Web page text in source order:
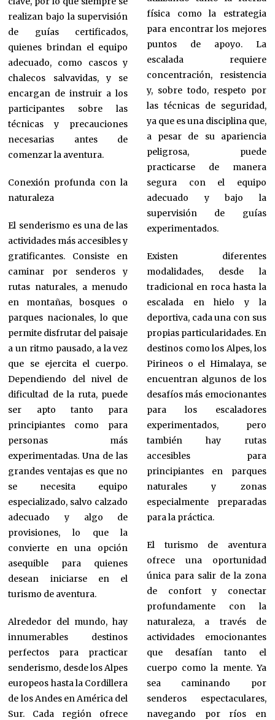
realizan bajo la supervisión
de guías certificados,
quienes brindan el equipo
adecuado, como cascos y
chalecos salvavidas, y se
encargan de instruir a los
participantes sobre las
técnicas y precauciones
necesarias antes de
comenzar la aventura.
Conexión profunda con la
naturaleza
El senderismo es una de las
actividades más accesibles y
gratificantes. Consiste en
caminar por senderos y
rutas naturales, a menudo
en montañas, bosques o
parques nacionales, lo que
permite disfrutar del paisaje
a un ritmo pausado, a la vez
que se ejercita el cuerpo.
Dependiendo del nivel de
dificultad de la ruta, puede
ser apto tanto para
principiantes como para
personas más
experimentadas. Una de las
grandes ventajas es que no
se necesita equipo
especializado, salvo calzado
adecuado y algo de
provisiones, lo que la
convierte en una opción
asequible para quienes
desean iniciarse en el
turismo de aventura.
Alrededor del mundo, hay
innumerables destinos
perfectos para practicar
senderismo, desde los Alpes
europeos hasta la Cordillera
de los Andes en América del
Sur. Cada región ofrece
física como la estrategia
para encontrar los mejores
puntos de apoyo. La
escalada requiere
concentración, resistencia
y, sobre todo, respeto por
las técnicas de seguridad,
ya que es una disciplina que,
a pesar de su apariencia
peligrosa, puede
practicarse de manera
segura con el equipo
adecuado y bajo la
supervisión de guías
experimentados.
Existen diferentes
modalidades, desde la
tradicional en roca hasta la
escalada en hielo y la
deportiva, cada una con sus
propias particularidades. En
destinos como los Alpes, los
Pirineos o el Himalaya, se
encuentran algunos de los
desafíos más emocionantes
para los escaladores
experimentados, pero
también hay rutas
accesibles para
principiantes en parques
naturales y zonas
especialmente preparadas
para la práctica.
El turismo de aventura
ofrece una oportunidad
única para salir de la zona
de confort y conectar
profundamente con la
naturaleza, a través de
actividades emocionantes
que desafían tanto el
cuerpo como la mente. Ya
sea caminando por
senderos espectaculares,
navegando por ríos en